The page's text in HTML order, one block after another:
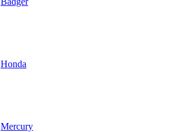
Honda
Mercury